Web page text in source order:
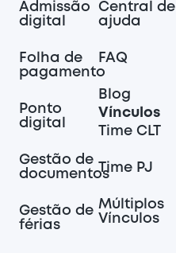
Admissão
digital
Folha de
pagamento
Ponto
digital
Gestão de
documentos
Gestão de
férias
Central de
ajuda
FAQ
Blog
Vínculos
Time CLT
Time PJ
Múltiplos
Vínculos